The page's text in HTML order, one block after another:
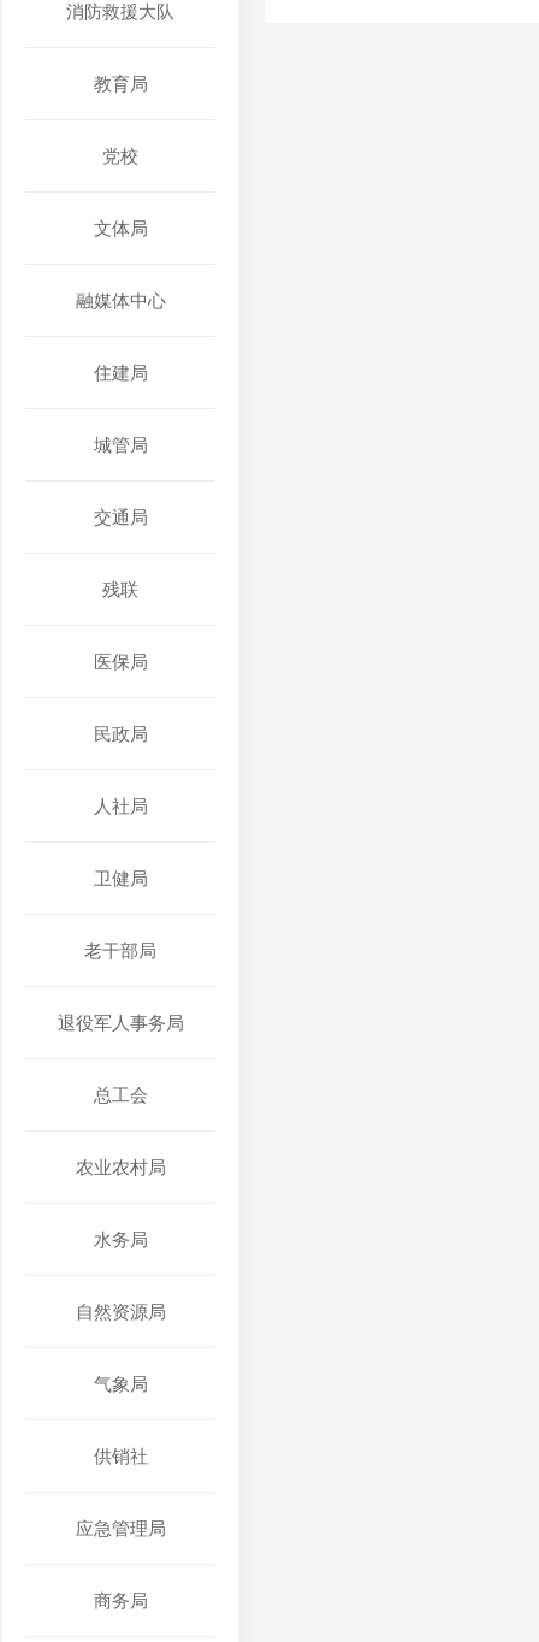
消防救援大队
教育局
党校
文体局
融媒体中心
住建局
城管局
交通局
残联
医保局
民政局
人社局
卫健局
老干部局
退役军人事务局
总工会
农业农村局
水务局
自然资源局
气象局
供销社
应急管理局
商务局